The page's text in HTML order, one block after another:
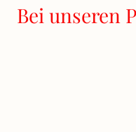
Bei unseren